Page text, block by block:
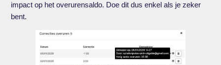
impact op het overurensaldo. Doe dit dus enkel als je zeker
bent.